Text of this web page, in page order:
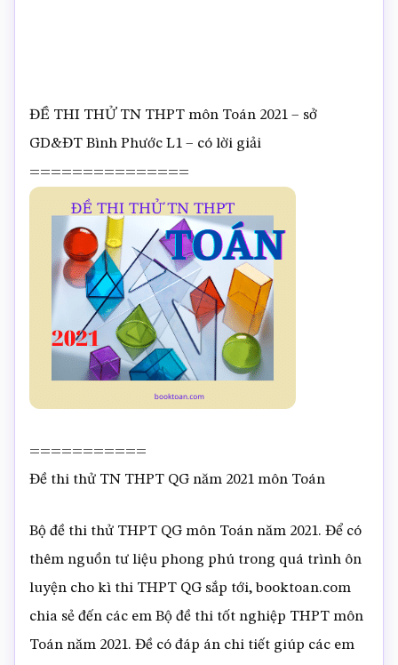
ĐỀ THI THỬ TN THPT môn Toán 2021 – sở
GD&ĐT Bình Phước L1 – có lời giải
===============
===========
Đề thi thử TN THPT QG năm 2021 môn Toán
Bộ đề thi thử THPT QG môn Toán năm 2021. Để có
thêm nguồn tư liệu phong phú trong quá trình ôn
luyện cho kì thi THPT QG sắp tới, booktoan.com
chia sẻ đến các em Bộ đề thi tốt nghiệp THPT môn
Toán năm 2021. Đề có đáp án chi tiết giúp các em